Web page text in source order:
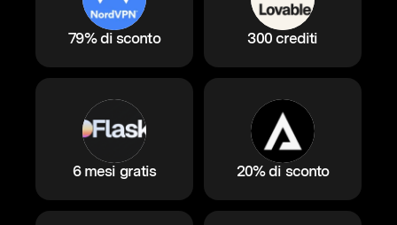
79% di sconto 300 crediti
6 mesi gratis 20% di sconto